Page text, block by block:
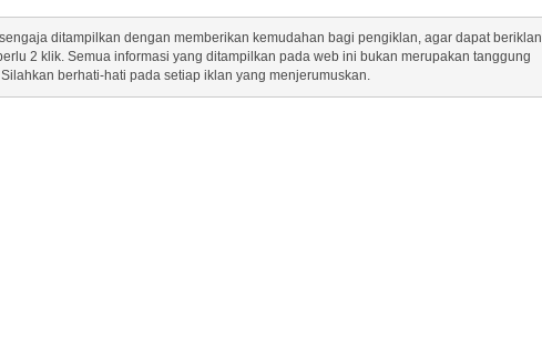
ditampilkan dengan memberikan kemudahan bagi pengiklan, agar dapat beriklan
2 klik. Semua informasi yang ditampilkan pada web ini bukan merupakan tanggung
berhati-hati pada setiap iklan yang menjerumuskan.